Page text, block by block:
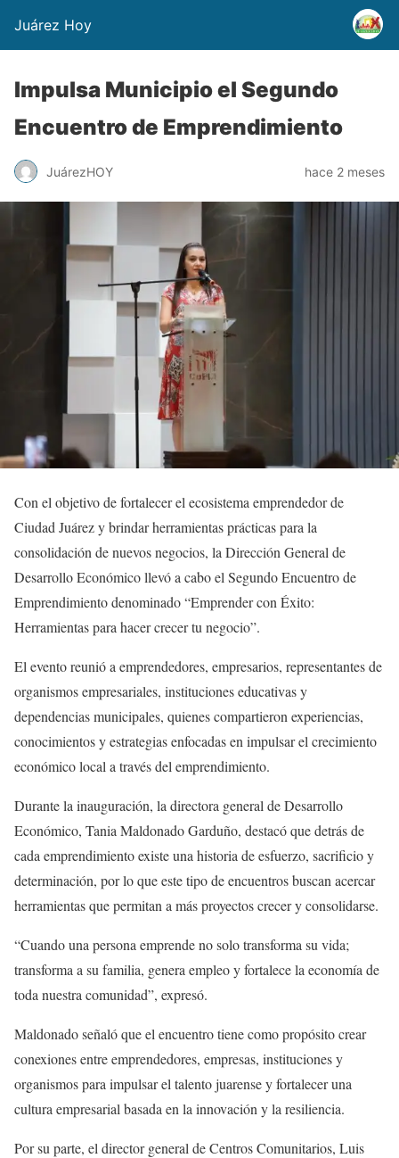
Juárez Hoy
Impulsa Municipio el Segundo
Encuentro de Emprendimiento
JuárezHOY hace 2 meses
Con el objetivo de fortalecer el ecosistema emprendedor de
Ciudad Juárez y brindar herramientas prácticas para la
consolidación de nuevos negocios, la Dirección General de
Desarrollo Económico llevó a cabo el Segundo Encuentro de
Emprendimiento denominado “Emprender con Éxito:
Herramientas para hacer crecer tu negocio”.
El evento reunió a emprendedores, empresarios, representantes de
organismos empresariales, instituciones educativas y
dependencias municipales, quienes compartieron experiencias,
conocimientos y estrategias enfocadas en impulsar el crecimiento
económico local a través del emprendimiento.
Durante la inauguración, la directora general de Desarrollo
Económico, Tania Maldonado Garduño, destacó que detrás de
cada emprendimiento existe una historia de esfuerzo, sacrificio y
determinación, por lo que este tipo de encuentros buscan acercar
herramientas que permitan a más proyectos crecer y consolidarse.
“Cuando una persona emprende no solo transforma su vida;
transforma a su familia, genera empleo y fortalece la economía de
toda nuestra comunidad”, expresó.
Maldonado señaló que el encuentro tiene como propósito crear
conexiones entre emprendedores, empresas, instituciones y
organismos para impulsar el talento juarense y fortalecer una
cultura empresarial basada en la innovación y la resiliencia.
Por su parte, el director general de Centros Comunitarios, Luis